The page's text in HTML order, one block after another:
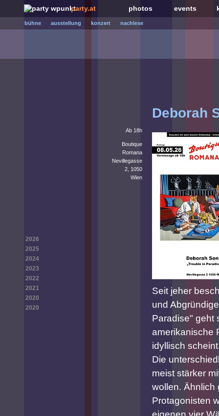
party.at photos events
bühne ausstellung konzert nachlese
2026
2025
2024
2023
2022
2021
2020
2020
Deborah
Ab 18h
Boutique
Romana
Nevillegasse
2, 1050
Wien
Seit jeher
und
Paradise" geht
amerikanische
idyllisch
Die
meist stärker
wollen. Ähnlich
Protagonisten